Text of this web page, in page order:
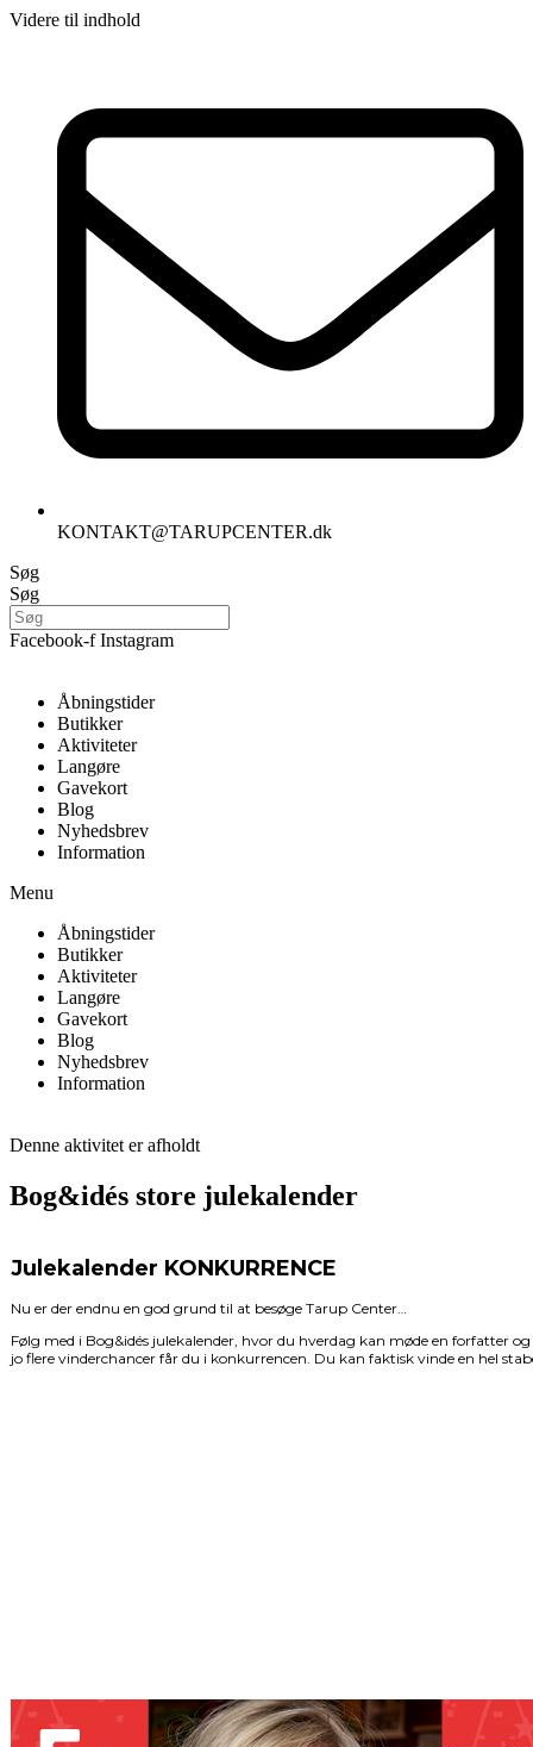
Videre til indhold
KONTAKT@TARUPCENTER.dk
Søg
Søg
Facebook-f Instagram
Åbningstider
Butikker
Aktiviteter
Langøre
Gavekort
Blog
Nyhedsbrev
Information
Menu
Åbningstider
Butikker
Aktiviteter
Langøre
Gavekort
Blog
Nyhedsbrev
Information
Denne aktivitet er afholdt
Bog&idés store julekalender
Julekalender KONKURRENCE
Nu er der endnu en god grund til at besøge Tarup Center…
Følg med i Bog&idés julekalender, hvor du hverdag kan møde en forfatter
jo flere vinderchancer får du i konkurrencen. Du kan faktisk vinde en hel